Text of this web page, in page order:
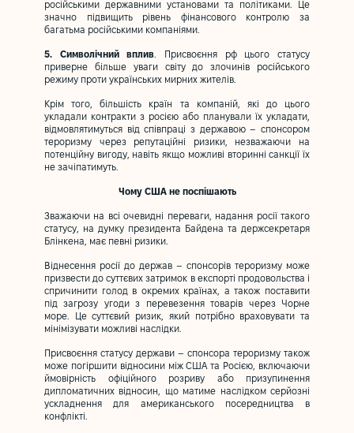
російськими державними установами та політиками. Це
значно підвищить рівень фінансового контролю за
багатьма російськими компаніями.
5. Символічний вплив. Присвоєння рф цього статусу
приверне більше уваги світу до злочинів російського
режиму проти українських мирних жителів.
Крім того, більшість країн та компаній, які до цього
укладали контракти з росією або планували їх укладати,
відмовлятимуться від співпраці з державою – спонсором
тероризму через репутаційні ризики, незважаючи на
потенційну вигоду, навіть якщо можливі вторинні санкції їх
не зачіпатимуть.
Чому США не поспішають
Зважаючи на всі очевидні переваги, надання росії такого
статусу, на думку президента Байдена та держсекретаря
Блінкена, має певні ризики.
Віднесення росії до держав – спонсорів тероризму може
призвести до суттєвих затримок в експорті продовольства і
спричинити голод в окремих країнах, а також поставити
під загрозу угоди з перевезення товарів через Чорне
море. Це суттєвий ризик, який потрібно враховувати та
мінімізувати можливі наслідки.
Присвоєння статусу держави – спонсора тероризму також
може погіршити відносини між США та Росією, включаючи
ймовірність офіційного розриву або призупинення
дипломатичних відносин, що матиме наслідком серйозні
ускладнення для американського посередництва в
конфлікті.